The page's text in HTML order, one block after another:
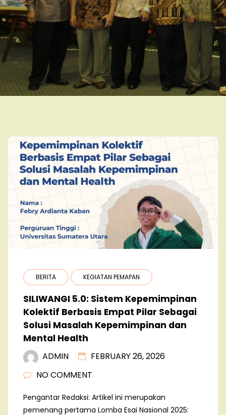
BERITA KEGIATAN PEMAPAN
SILIWANGI 5.0: Sistem Kepemimpinan
Kolektif Berbasis Empat Pilar Sebagai
Solusi Masalah Kepemimpinan dan
Mental Health
ADMIN
FEBRUARY 26, 2026
NO COMMENT
Pengantar Redaksi: Artikel ini merupakan
pemenang pertama Lomba Esai Nasional 2025: